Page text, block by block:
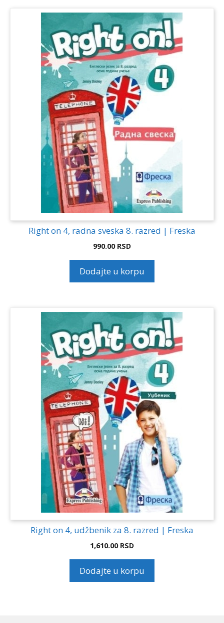
Right on 4, radna sveska 8. razred | Freska
990.00 RSD
Dodajte u korpu
Right on 4, udžbenik za 8. razred | Freska
1,610.00 RSD
Dodajte u korpu